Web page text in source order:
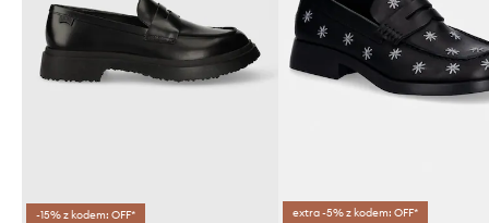
-15% z kodem: OFF* extra -5% z kodem: OFF*